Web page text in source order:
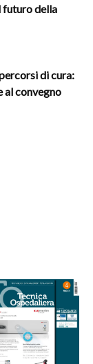
futuro della
di cura:
al convegno